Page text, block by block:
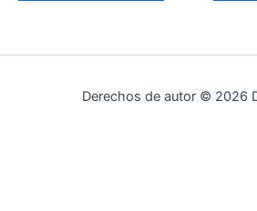
Derechos de autor © 2026